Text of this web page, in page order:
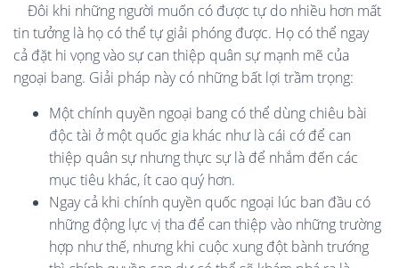
Đôi khi những người muốn có được tự do nhiều hơn mất
tin tưởng là họ có thể tự giải phóng được. Họ có thể ngay
cả đặt hi vọng vào sự can thiệp quân sự mạnh mẽ của
ngoại bang. Giải pháp này có những bất lợi trầm trọng:
Một chính quyền ngoại bang có thể dùng chiêu bài
độc tài ở một quốc gia khác như là cái cớ để can
thiệp quân sự nhưng thực sự là để nhắm đến các
mục tiêu khác, ít cao quý hơn.
Ngay cả khi chính quyền quốc ngoại lúc ban đầu có
những động lực vị tha để can thiệp vào những trường
hợp như thế, nhưng khi cuộc xung đột bành trướng